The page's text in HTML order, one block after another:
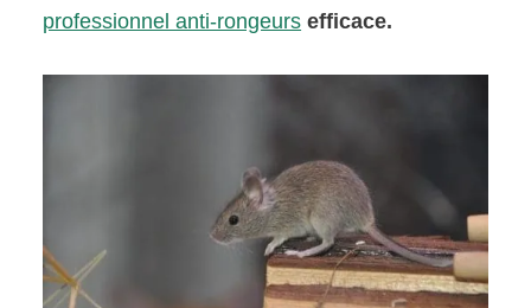
professionnel anti-rongeurs efficace.